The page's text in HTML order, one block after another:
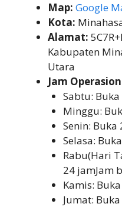
Map: Google
Kota:
Alamat:
Kabupaten
Utara
Jam
Sabtu:
Minggu:
Senin: Buka
Selasa:
Rabu(Hari
24 jamJam
Kamis:
Jumat: